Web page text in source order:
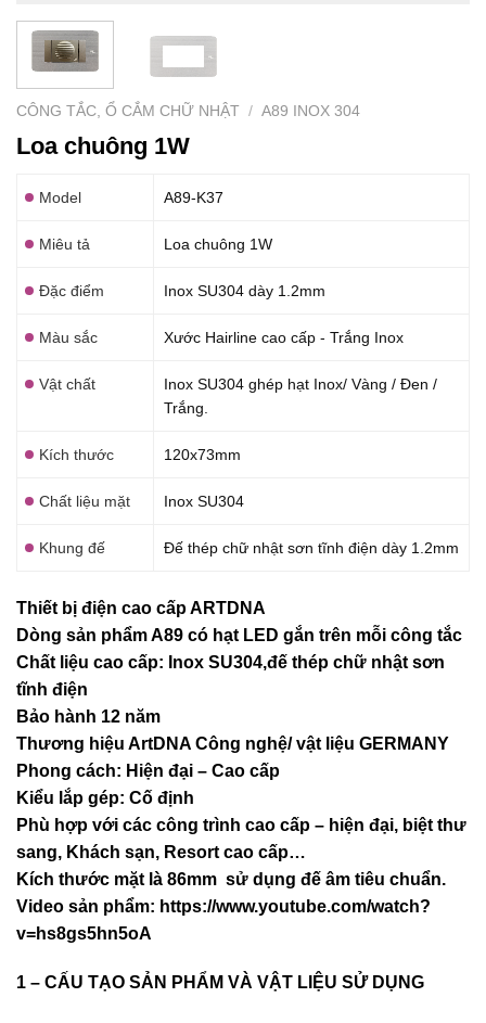
CÔNG TẮC, Ổ CẮM CHỮ NHẬT / A89 INOX 304
Loa chuông 1W
Model A89-K37
Miêu tả Loa chuông 1W
Đặc điểm Inox SU304 dày 1.2mm
Màu sắc Xước Hairline cao cấp - Trắng Inox
Vật chất
Inox SU304 ghép hạt Inox/ Vàng / Đen /
Trắng.
Kích thước 120x73mm
Chất liệu mặt Inox SU304
Khung đế Đế thép chữ nhật sơn tĩnh điện dày 1.2mm
Thiết bị điện cao cấp ARTDNA
Dòng sản phẩm A89 có hạt LED gắn trên mỗi công tắc
Chất liệu cao cấp: Inox SU304,đế thép chữ nhật sơn
tĩnh điện
Bảo hành 12 năm
Thương hiệu ArtDNA Công nghệ/ vật liệu GERMANY
Phong cách: Hiện đại – Cao cấp
Kiểu lắp gép: Cố định
Phù hợp với các công trình cao cấp – hiện đại, biệt thư
sang, Khách sạn, Resort cao cấp…
Kích thước mặt là 86mm sử dụng đế âm tiêu chuẩn.
Video sản phẩm: https://www.youtube.com/watch?
v=hs8gs5hn5oA
1 – CẤU TẠO SẢN PHẨM VÀ VẬT LIỆU SỬ DỤNG